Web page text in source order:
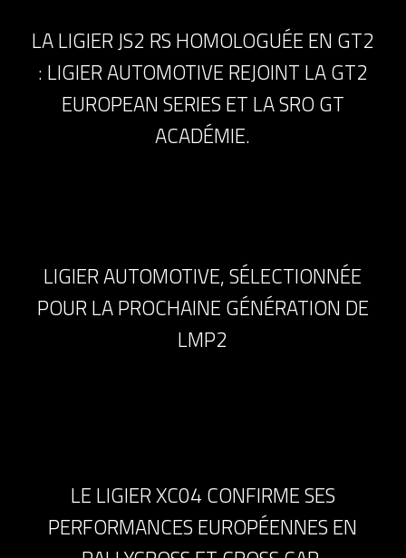
LA LIGIER JS2 RS HOMOLOGUÉE EN GT2
: LIGIER AUTOMOTIVE REJOINT LA GT2
EUROPEAN SERIES ET LA SRO GT
ACADÉMIE.
LIGIER AUTOMOTIVE, SÉLECTIONNÉE
POUR LA PROCHAINE GÉNÉRATION DE
LMP2
LE LIGIER XC04 CONFIRME SES
PERFORMANCES EUROPÉENNES EN